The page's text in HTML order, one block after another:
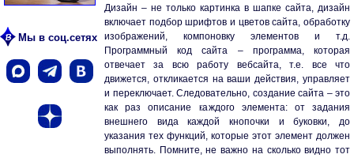
Мы в соц.сетях
Дизайн – не только картинка в шапке сайта, дизайн
включает подбор шрифтов и цветов сайта, обработку
изображений, компоновку элементов и т.д.
Программный код сайта – программа, которая
отвечает за всю работу вебсайта, т.е. все что
движется, откликается на ваши действия, управляет
и переключает. Следовательно, создание сайта – это
как раз описание каждого элемента: от задания
внешнего вида каждой кнопочки и буковки, до
указания тех функций, которые этот элемент должен
выполнять. Помните, не важно на сколько видно тот